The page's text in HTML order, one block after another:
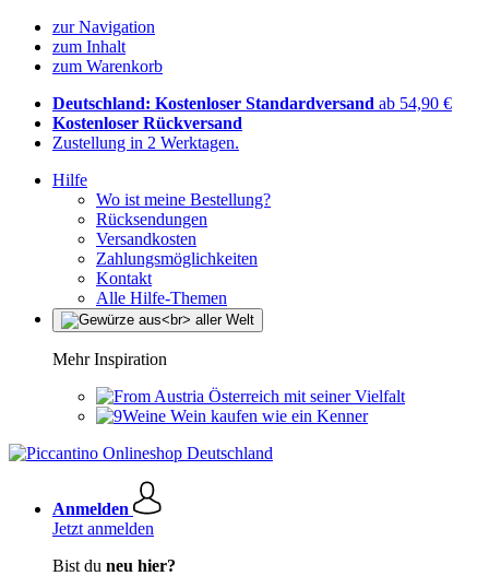
zur Navigation
zum Inhalt
zum Warenkorb
Deutschland: Kostenloser Standardversand ab 54,90 €
Kostenloser Rückversand
Zustellung in 2 Werktagen.
Hilfe
Wo ist meine Bestellung?
Rücksendungen
Versandkosten
Zahlungsmöglichkeiten
Kontakt
Alle Hilfe-Themen
Mehr Inspiration
Österreich mit seiner Vielfalt
Wein kaufen wie ein Kenner
Anmelden
Jetzt anmelden
Bist du neu hier?